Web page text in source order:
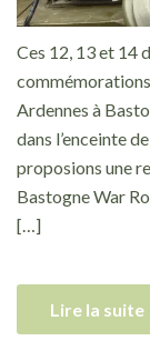
Ces 12, 13 et 14
Ardennes à
dans l’enceinte
proposions une
Bastogne War
[…]
Lire la suite